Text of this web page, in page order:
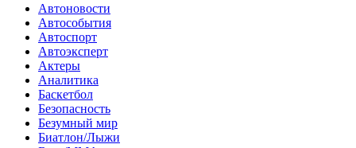
Автоновости
Автособытия
Автоспорт
Автоэксперт
Актеры
Аналитика
Баскетбол
Безопасность
Безумный мир
Биатлон/Лыжи